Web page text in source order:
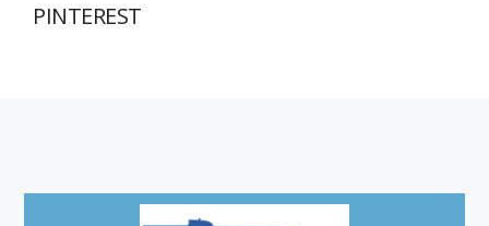
PINTEREST